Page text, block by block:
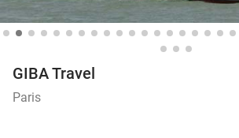
GIBA Travel
Paris